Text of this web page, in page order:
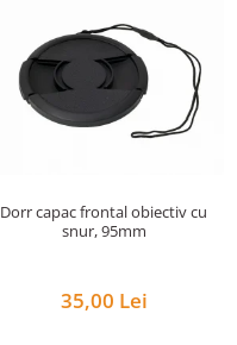
Dorr capac frontal obiectiv cu
snur, 95mm
35,00 Lei